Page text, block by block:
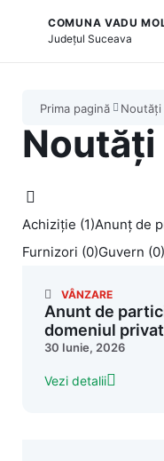
COMUNA VADU
Județul Suceava
Prima pagină Noutăți
Noutăți
Achiziție (1)Anunț de
Furnizori (0)Guvern (0)
VÂNZARE
Anunt de
domeniul privat
30 Iunie, 2026
Vezi detalii